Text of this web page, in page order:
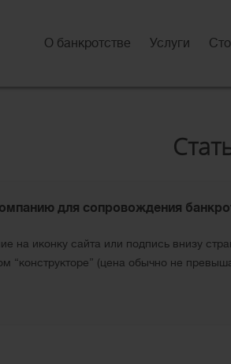
О банкротстве Услуги
для сопровождения
на иконку сайта или подпись внизу
“конструкторе” (цена обычно не